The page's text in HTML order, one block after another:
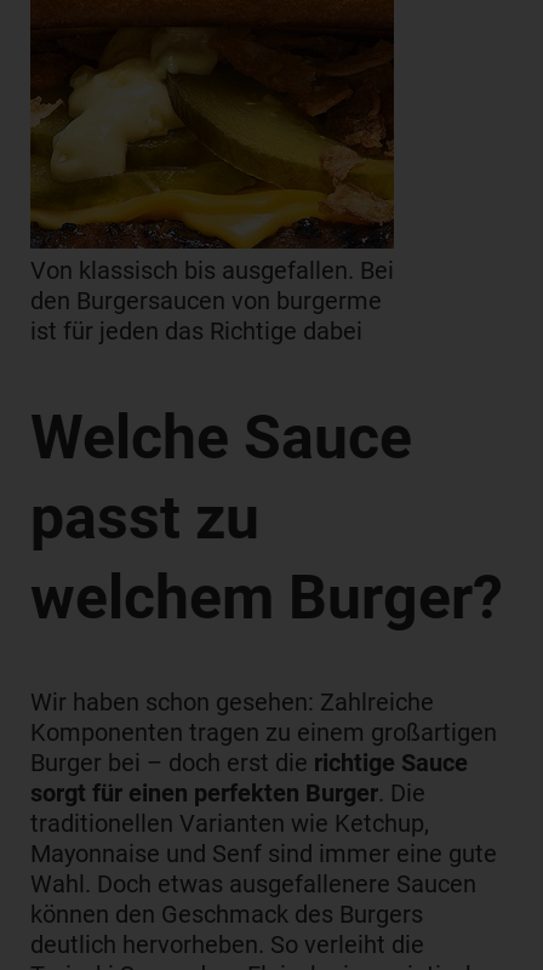
Von klassisch bis ausgefallen. Bei
den Burgersaucen von burgerme
ist für jeden das Richtige dabei
Welche Sauce
passt zu
welchem Burger?
Wir haben schon gesehen: Zahlreiche
Komponenten tragen zu einem großartigen
Burger bei – doch erst die richtige Sauce
sorgt für einen perfekten Burger. Die
traditionellen Varianten wie Ketchup,
Mayonnaise und Senf sind immer eine gute
Wahl. Doch etwas ausgefallenere Saucen
können den Geschmack des Burgers
deutlich hervorheben. So verleiht die